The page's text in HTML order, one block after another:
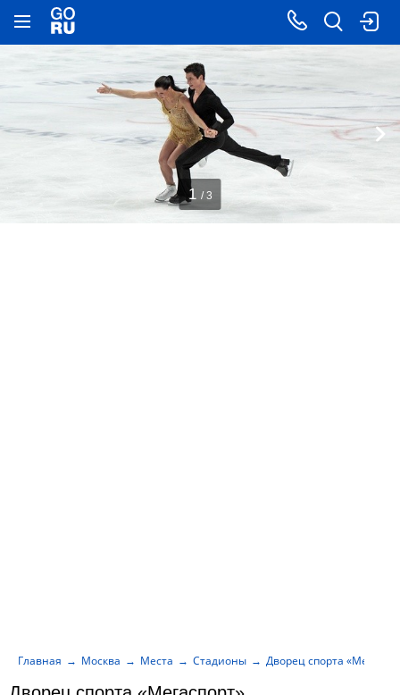
Главная Москва Места Стадионы Дворец спорта
1 / 3